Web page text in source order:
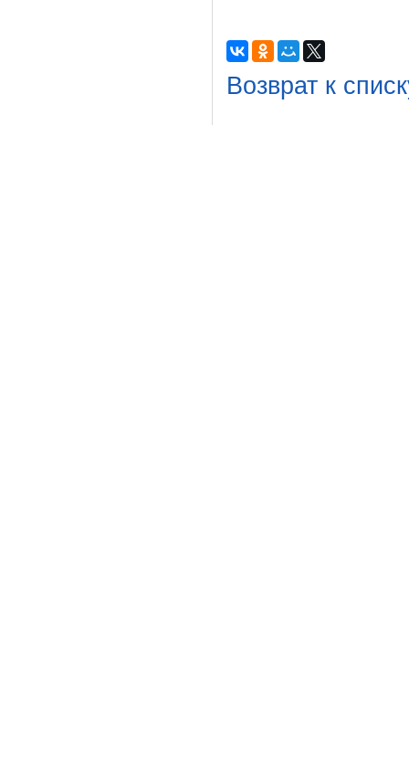
Возврат к